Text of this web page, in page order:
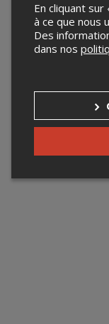
En cliquant
à ce que nous
Des
dans nos